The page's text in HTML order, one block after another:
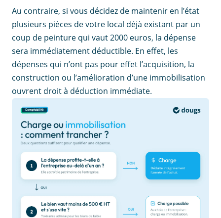
Au contraire, si vous décidez de maintenir en l’état
plusieurs pièces de votre local déjà existant par un
coup de peinture qui vaut 2000 euros, la dépense
sera immédiatement déductible. En effet, les
dépenses qui n’ont pas pour effet l’acquisition, la
construction ou l’amélioration d’une immobilisation
ouvrent droit à déduction immédiate.